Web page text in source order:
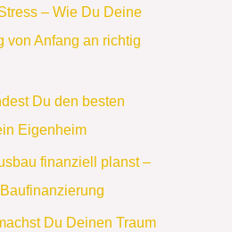
– Wie Du Deine
von Anfang an richtig
Du den besten
Eigenheim
finanziell planst –
Du Deinen Traum